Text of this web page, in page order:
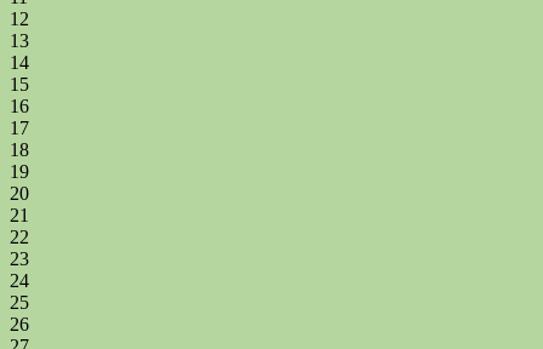
12
13
14
15
16
17
18
19
20
21
22
23
24
25
26